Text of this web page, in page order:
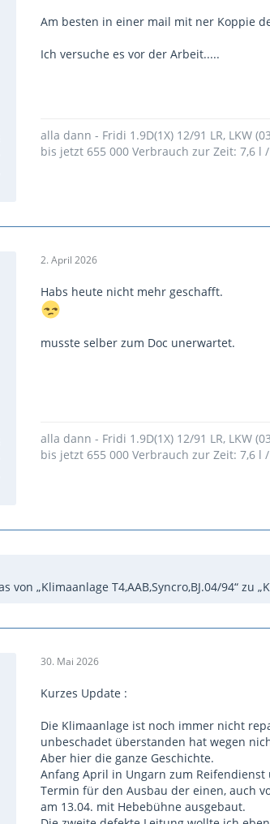
Am besten in einer mail mit ner Koppie
Ich versuche es vor der Arbeit.....
alla dann - Fridi 1.9D(1X) 12/91 LR, LKW
bis jetzt 655 000 Verbrauch zur Zeit: 7,6 l
2. April 2026
Habs heute nicht mehr geschafft.
musste selber zum Doc unerwartet.
alla dann - Fridi 1.9D(1X) 12/91 LR, LKW
bis jetzt 655 000 Verbrauch zur Zeit: 7,6 l
von „Klimaanlage T4,AAB,Syncro,BJ.04/94“ zu
30. Mai 2026
Kurzes Update :
Die Klimaanlage ist noch immer nicht
unbeschadet überstanden hat wegen
Aber hier die ganze Geschichte.
Anfang April in Ungarn zum
Termin für den Ausbau der einen, auch
am 13.04. mit Hebebühne ausgebaut.